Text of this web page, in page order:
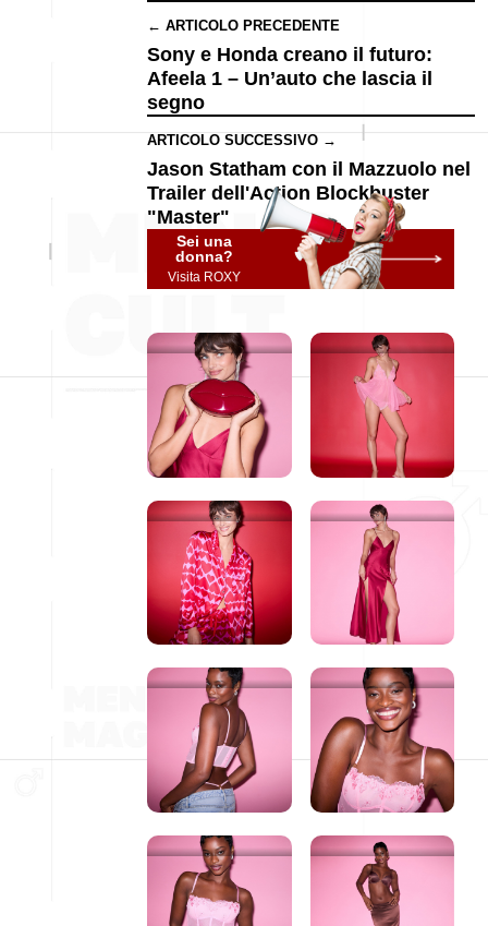
← ARTICOLO PRECEDENTE
Sony e Honda creano il futuro:
Afeela 1 – Un’auto che lascia il
segno
ARTICOLO SUCCESSIVO →
Jason Statham con il Mazzuolo nel
Trailer dell'Action Blockbuster
"Master"
Sei una
donna?
Visita ROXY